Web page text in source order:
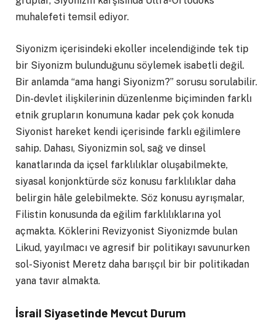
muhalefeti temsil ediyor.
Siyonizm içerisindeki ekoller incelendiğinde tek tip
bir Siyonizm bulunduğunu söylemek isabetli değil.
Bir anlamda “ama hangi Siyonizm?” sorusu sorulabilir.
Din-devlet ilişkilerinin düzenlenme biçiminden farklı
etnik grupların konumuna kadar pek çok konuda
Siyonist hareket kendi içerisinde farklı eğilimlere
sahip. Dahası, Siyonizmin sol, sağ ve dinsel
kanatlarında da içsel farklılıklar oluşabilmekte,
siyasal konjonktürde söz konusu farklılıklar daha
belirgin hâle gelebilmekte. Söz konusu ayrışmalar,
Filistin konusunda da eğilim farklılıklarına yol
açmakta. Köklerini Revizyonist Siyonizmde bulan
Likud, yayılmacı ve agresif bir politikayı savunurken
sol-Siyonist Meretz daha barışçıl bir bir politikadan
yana tavır almakta.
İsrail Siyasetinde Mevcut Durum